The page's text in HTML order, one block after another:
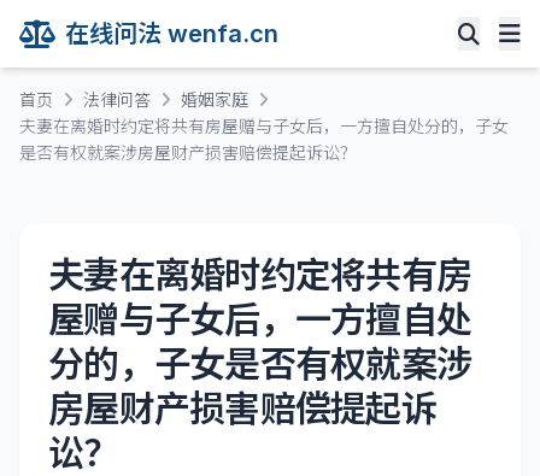
在线问法 wenfa.cn
首页 法律问答
婚姻家庭
夫妻在离婚时约定将共有房屋赠与子女后，一方擅自处分的，子女
是否有权就案涉房屋财产损害赔偿提起诉讼？
夫妻在离婚时约定将共有房
屋赠与子女后，一方擅自处
分的，子女是否有权就案涉
房屋财产损害赔偿提起诉
讼？